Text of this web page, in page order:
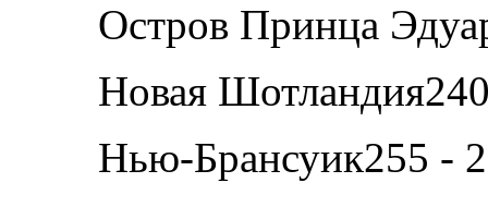
Остров Принца
Новая
Нью-Брансуик255 -